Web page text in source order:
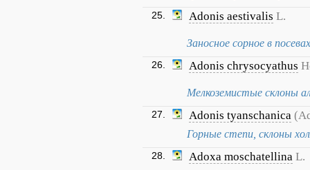
25. Adonis aestivalis L.
Заносное сорное в
26. Adonis chrysocyathus
Мелкоземистые склоны
27. Adonis tyanschanica
Горные степи, склоны
28. Adoxa moschatellina L.